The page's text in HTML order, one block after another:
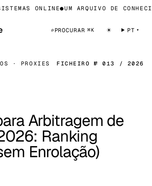
ONLINE●UM ARQUIVO DE
⌕ PROCURAR ⌘K ☀ PT
· PROXIES FICHEIRO № 013 / 2026
Arbitragem de
Ranking
Enrolação)